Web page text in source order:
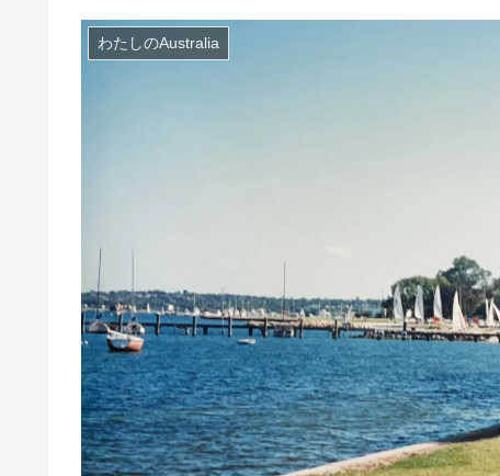
わたしのAustralia